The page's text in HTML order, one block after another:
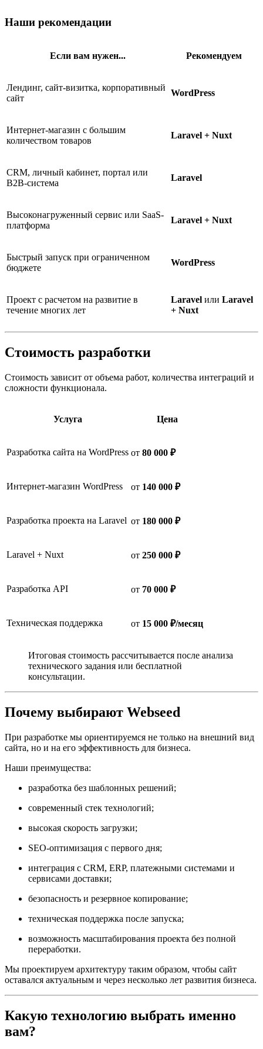
Наши рекомендации
Если вам нужен... Рекомендуем
Лендинг, сайт-визитка, корпоративный
сайт
WordPress
Интернет-магазин с большим
количеством товаров
Laravel + Nuxt
CRM, личный кабинет, портал или
B2B-система
Laravel
Высоконагруженный сервис или SaaS-
платформа
Laravel + Nuxt
Быстрый запуск при ограниченном
бюджете
WordPress
Проект с расчетом на развитие в
течение многих лет
Laravel или Laravel
+ Nuxt
Стоимость разработки
Стоимость зависит от объема работ, количества интеграций и
сложности функционала.
Услуга Цена
Разработка сайта на WordPress от 80 000 ₽
Интернет-магазин WordPress от 140 000 ₽
Разработка проекта на Laravel от 180 000 ₽
Laravel + Nuxt от 250 000 ₽
Разработка API от 70 000 ₽
Техническая поддержка от 15 000 ₽/месяц
Итоговая стоимость рассчитывается после анализа
технического задания или бесплатной
консультации.
Почему выбирают Webseed
При разработке мы ориентируемся не только на внешний вид
сайта, но и на его эффективность для бизнеса.
Наши преимущества:
разработка без шаблонных решений;
современный стек технологий;
высокая скорость загрузки;
SEO-оптимизация с первого дня;
интеграция с CRM, ERP, платежными системами и
сервисами доставки;
безопасность и резервное копирование;
техническая поддержка после запуска;
возможность масштабирования проекта без полной
переработки.
Мы проектируем архитектуру таким образом, чтобы сайт
оставался актуальным и через несколько лет развития бизнеса.
Какую технологию выбрать именно
вам?